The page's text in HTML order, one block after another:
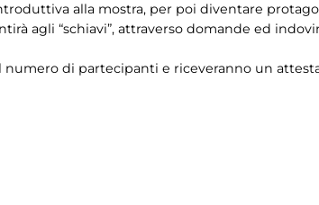
alla mostra, per poi diventare
agli “schiavi”, attraverso domande ed
numero di partecipanti e riceveranno un